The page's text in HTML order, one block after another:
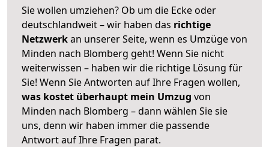
Sie wollen umziehen? Ob um die Ecke oder
deutschlandweit – wir haben das richtige
Netzwerkan unserer Seite, wenn es Umzüge von
Minden nach Blomberg geht! Wenn Sie nicht
weiterwissen – haben wir die richtige Lösung für
Sie! Wenn Sie Antworten auf Ihre Fragen wollen,
was kostet überhaupt mein Umzug von
Minden nach Blomberg – dann wählen Sie sie
uns, denn wir haben immer die passende
Antwort auf Ihre Fragen parat.